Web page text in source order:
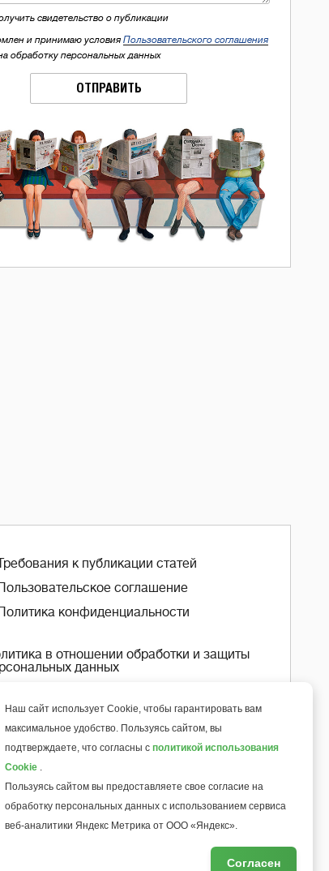
свидетельство о публикации
и принимаю условия Пользовательского соглашения
обработку персональных данных
ОТПРАВИТЬ
к публикации статей
соглашение
конфиденциальности
в отношении обработки и защиты
данных
года
офис 211
6+
Наш сайт использует Cookie, чтобы гарантировать вам
максимальное удобство. Пользуясь сайтом, вы
подтверждаете, что согласны с политикой использования
Cookie .
Пользуясь сайтом вы предоставляете свое согласие на
обработку персональных данных с использованием сервиса
веб-аналитики Яндекс Метрика от ООО «Яндекс».
Согласен